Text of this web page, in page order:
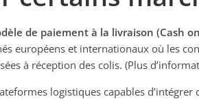
de paiement à la livraison (Cash
européens et internationaux où les
à réception des colis. (Plus
logistiques capables